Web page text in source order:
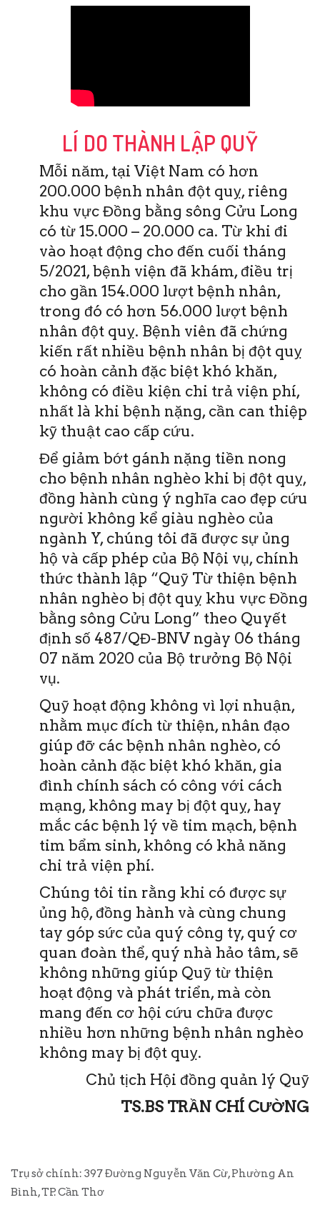
LÍ DO THÀNH LẬP QUỸ
Mỗi năm, tại Việt Nam có hơn
200.000 bệnh nhân đột quỵ, riêng
khu vực Đồng bằng sông Cửu Long
có từ 15.000 – 20.000 ca. Từ khi đi
vào hoạt động cho đến cuối tháng
5/2021, bệnh viện đã khám, điều trị
cho gần 154.000 lượt bệnh nhân,
trong đó có hơn 56.000 lượt bệnh
nhân đột quỵ. Bệnh viên đã chứng
kiến rất nhiều bệnh nhân bị đột quỵ
có hoàn cảnh đặc biệt khó khăn,
không có điều kiện chi trả viện phí,
nhất là khi bệnh nặng, cần can thiệp
kỹ thuật cao cấp cứu.
Để giảm bớt gánh nặng tiền nong
cho bệnh nhân nghèo khi bị đột quỵ,
đồng hành cùng ý nghĩa cao đẹp cứu
người không kể giàu nghèo của
ngành Y, chúng tôi đã được sự ủng
hộ và cấp phép của Bộ Nội vụ, chính
thức thành lập “Quỹ Từ thiện bệnh
nhân nghèo bị đột quỵ khu vực Đồng
bằng sông Cửu Long” theo Quyết
định số 487/QĐ-BNV ngày 06 tháng
07 năm 2020 của Bộ trưởng Bộ Nội
vụ.
Quỹ hoạt động không vì lợi nhuận,
nhằm mục đích từ thiện, nhân đạo
giúp đỡ các bệnh nhân nghèo, có
hoàn cảnh đặc biệt khó khăn, gia
đình chính sách có công với cách
mạng, không may bị đột quỵ, hay
mắc các bệnh lý về tim mạch, bệnh
tim bẩm sinh, không có khả năng
chi trả viện phí.
Chúng tôi tin rằng khi có được sự
ủng hộ, đồng hành và cùng chung
tay góp sức của quý công ty, quý cơ
quan đoàn thể, quý nhà hảo tâm, sẽ
không những giúp Quỹ từ thiện
hoạt động và phát triển, mà còn
mang đến cơ hội cứu chữa được
nhiều hơn những bệnh nhân nghèo
không may bị đột quỵ.
Chủ tịch Hội đồng quản lý Quỹ
TS.BS TRẦN CHÍ CƯỜNG
Trụ sở chính: 397 Đường Nguyễn Văn Cừ, Phường An
Bình, TP. Cần Thơ